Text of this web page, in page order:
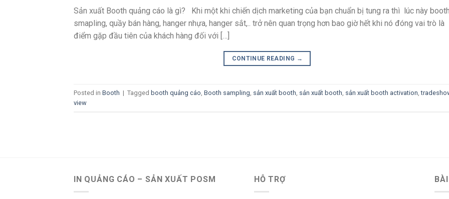
Sản xuất Booth quảng cáo là gì? Khi một khi chiến dịch marketing của bạn chuẩn bị tung ra thì lúc này booth
smapling, quầy bán hàng, hanger nhựa, hanger sắt,.. trở nên quan trọng hơn bao giờ hết khi nó đóng vai trò là
điểm gặp đầu tiên của khách hàng đối với […]
CONTINUE READING →
Posted in Booth | Tagged booth quảng cáo Booth sampling sản xuất booth sản xuất booth sản xuất booth activation ,
view
IN QUẢNG CÁO – SẢN XUẤT POSM HỖ TRỢ